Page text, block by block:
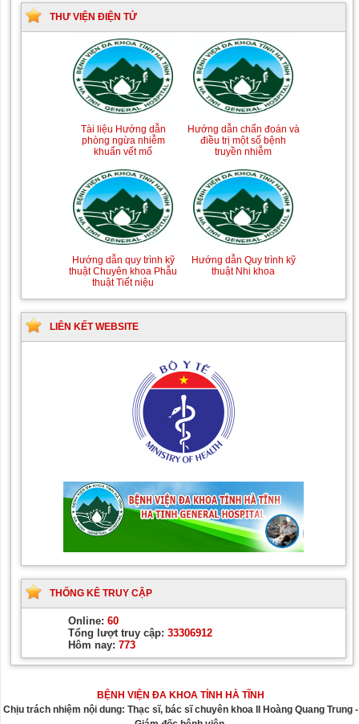
THƯ VIỆN ĐIỆN TỬ
Tài liệu Hướng dẫn
phòng ngừa nhiễm
khuẩn vết mổ
Hướng dẫn chẩn đoán và
điều trị một số bệnh
truyền nhiễm
Hướng dẫn quy trình kỹ
thuật Chuyên khoa Phẫu
thuật Tiết niệu
Hướng dẫn Quy trình kỹ
thuật Nhi khoa
LIÊN KẾT WEBSITE
THỐNG KÊ TRUY CẬP
Online: 60
Tổng lượt truy cập: 33306912
Hôm nay: 773
BỆNH VIỆN ĐA KHOA TỈNH HÀ TĨNH
Chịu trách nhiệm nội dung: Thạc sĩ, bác sĩ chuyên khoa II Hoàng Quang Trung -